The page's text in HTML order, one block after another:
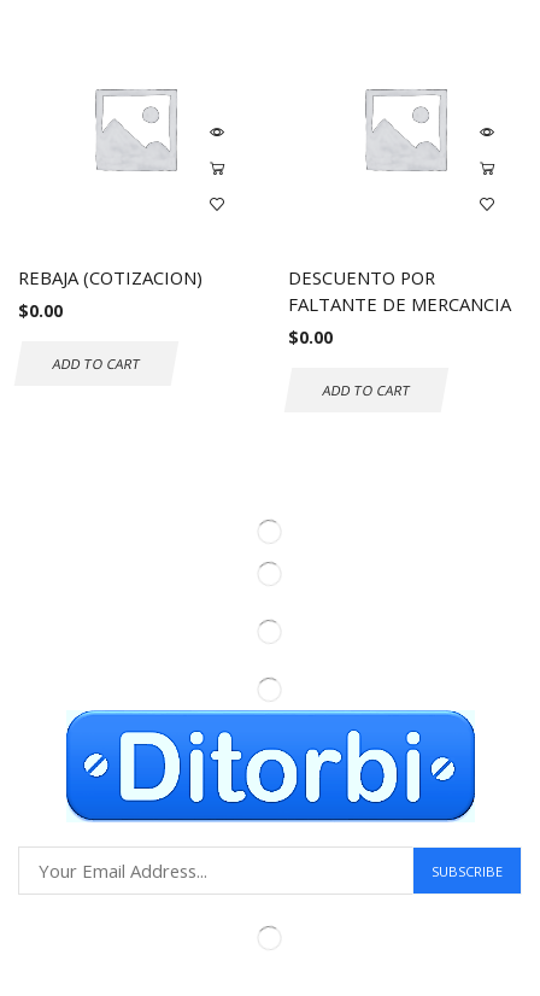
REBAJA (COTIZACION)
$0.00
ADD TO CART
DESCUENTO POR
FALTANTE DE MERCANCIA
$0.00
ADD TO CART